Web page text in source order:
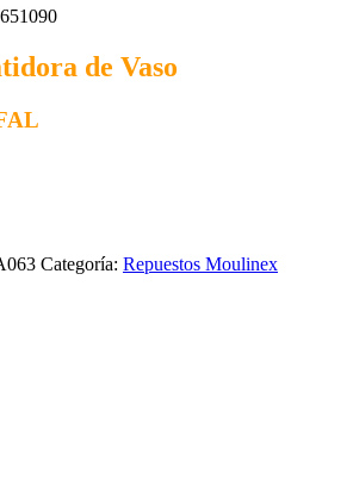
de Vaso
Categoría: Repuestos Moulinex